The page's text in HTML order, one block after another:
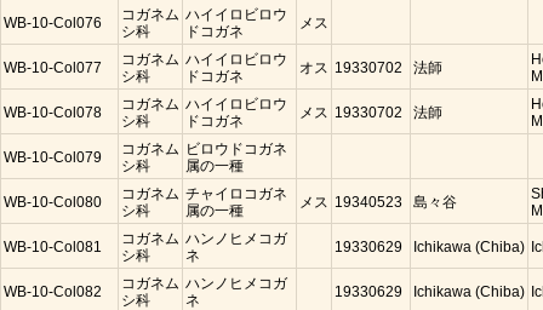
WB-10-Col076
コガネム
シ科
ハイイロビロウ
ドコガネ
メス
WB-10-Col077
コガネム
シ科
ハイイロビロウ
ドコガネ
オス 19330702 法師
WB-10-Col078
コガネム
シ科
ハイイロビロウ
ドコガネ
メス 19330702 法師
WB-10-Col079
コガネム
シ科
ビロウドコガネ
属の一種
WB-10-Col080
コガネム
シ科
チャイロコガネ
属の一種
メス 19340523 島々谷
WB-10-Col081
コガネム
シ科
ハンノヒメコガ
ネ
19330629 Ichikawa (Chiba)
WB-10-Col082
コガネム
シ科
ハンノヒメコガ
ネ
19330629 Ichikawa (Chiba)